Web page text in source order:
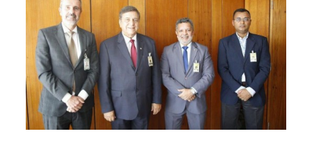
Conta
Com
Dados
Apurados
Pelo
CFA